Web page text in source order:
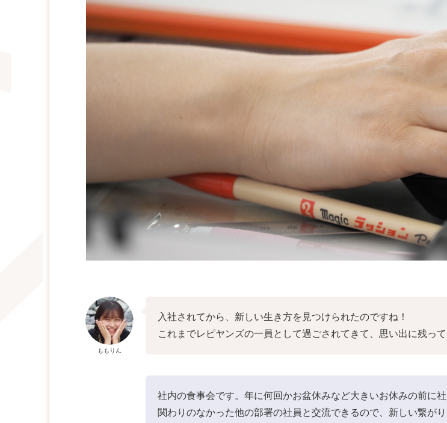
ももりん
入社されてから、新しい生き方を見つけられたのですね！
これまでレピヤンズの一員として過ごされてきて、思い出に残っ
社内の食事会です。年に何回かお盆休みなど大きいお休みの前に
関わりのなかった他の部署の社員と交流できるので、新しい繋が